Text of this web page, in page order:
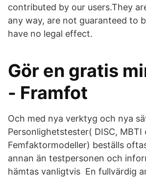
contributed by our users.They
any way, are not guaranteed to
have no legal effect.
Gör en gratis
- Framfot
Och med nya verktyg och nya
Personlighetstester( DISC, MBTI
Femfaktormodeller) beställs
annan än testpersonen och
hämtas vanligtvis En fullvärdig